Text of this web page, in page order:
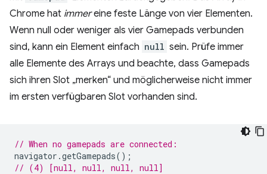
Chrome hat immereine feste Länge von vier Elementen.
Wenn null oder weniger als vier Gamepads verbunden
sind, kann ein Element einfach null sein. Prüfe immer
alle Elemente des Arrays und beachte, dass Gamepads
sich ihren Slot „merken“ und möglicherweise nicht immer
im ersten verfügbaren Slot vorhanden sind.
// When no gamepads are connected:
navigator .getGamepads();
// (4) [null, null, null, null]